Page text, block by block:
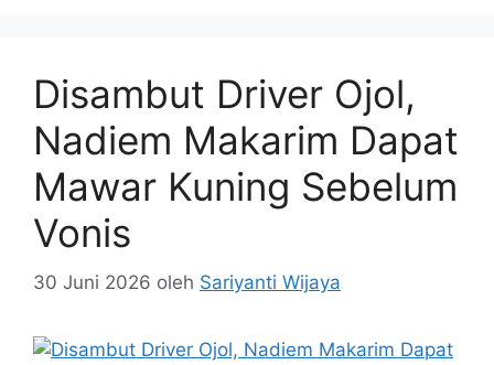
Disambut Driver Ojol,
Nadiem Makarim Dapat
Mawar Kuning Sebelum
Vonis
30 Juni 2026 oleh Sariyanti Wijaya